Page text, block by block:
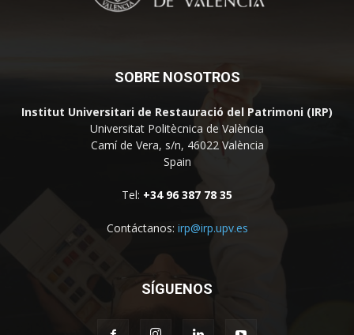
SOBRE NOSOTROS
Institut Universitari de Restauració del Patrimoni (IRP)
Universitat Politècnica de València
Camí de Vera, s/n, 46022 València
Spain
Tel: +34 96 387 78 35
Contáctanos: irp@irp.upv.es
SÍGUENOS